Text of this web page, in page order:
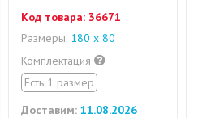
Код товара: 36671
Размеры: 180 x 80
Комплектация
Есть 1 размер
Доставим: 11.08.2026